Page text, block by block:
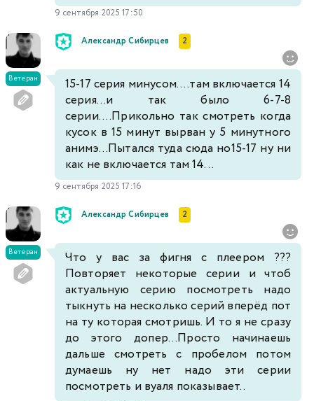
9 сентября 2025 17:50
Ветеран
Александр Сибирцев 2
15-17 серия минусом....там включается 14
серия...и так было 6-7-8
серии....Прикольно так смотреть когда
кусок в 15 минут вырван у 5 минутного
анимэ...Пытался туда сюда но15-17 ну ни
как не включается там 14...
9 сентября 2025 17:16
Ветеран
Александр Сибирцев 2
Что у вас за фигня с плеером ???
Повторяет некоторые серии и чтоб
актуальную серию посмотреть надо
тыкнуть на несколько серий вперёд пот
на ту которая смотришь. И то я не сразу
до этого допер...Просто начинаешь
дальше смотреть с пробелом потом
думаешь ну нет надо эти серии
посмотреть и вуаля показывает..